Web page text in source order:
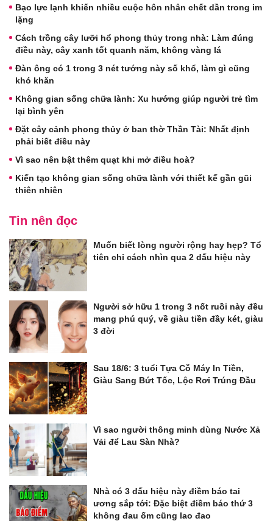
Bạo lực lạnh khiến nhiều cuộc hôn nhân chết dần trong im
lặng
Cách trồng cây lưỡi hổ phong thủy trong nhà: Làm đúng
điều này, cây xanh tốt quanh năm, không vàng lá
Đàn ông có 1 trong 3 nét tướng này số khổ, làm gì cũng
khó khăn
Không gian sống chữa lành: Xu hướng giúp người trẻ tìm
lại bình yên
Đặt cây cảnh phong thủy ở ban thờ Thần Tài: Nhất định
phải biết điều này
Vì sao nên bật thêm quạt khi mở điều hoà?
Kiến tạo không gian sống chữa lành với thiết kế gần gũi
thiên nhiên
Tin nên đọc
Muốn biết lòng người rộng hay hẹp? Tổ
tiên chỉ cách nhìn qua 2 dấu hiệu này
Người sở hữu 1 trong 3 nốt ruồi này đều
mang phú quý, về giàu tiền đầy két, giàu
3 đời
Sau 18/6: 3 tuổi Tựa Cỗ Máy In Tiền,
Giàu Sang Bứt Tốc, Lộc Rơi Trúng Đầu
Vì sao người thông minh dùng Nước Xả
Vải để Lau Sàn Nhà?
Nhà có 3 dấu hiệu này điềm báo tai
ương sắp tới: Đặc biệt điềm báo thứ 3
không đau ốm cũng lao đao